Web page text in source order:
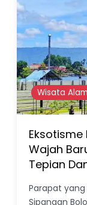
Wisata Alam
Wajah
Tepian
Parapat
Sipangan